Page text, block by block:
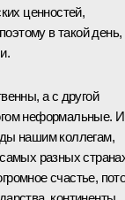
ценностей,
в такой день,
а с другой
неформальные.
нашим коллегам,
разных
счастье,